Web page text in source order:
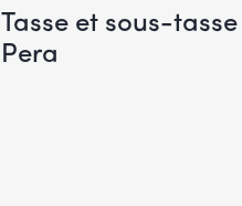
Tasse et sous-tasse
Pera